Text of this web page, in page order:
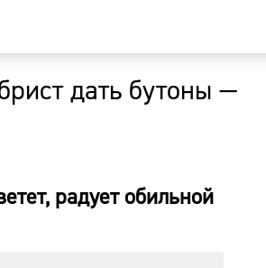
дать бутоны —
радует обильной
гости